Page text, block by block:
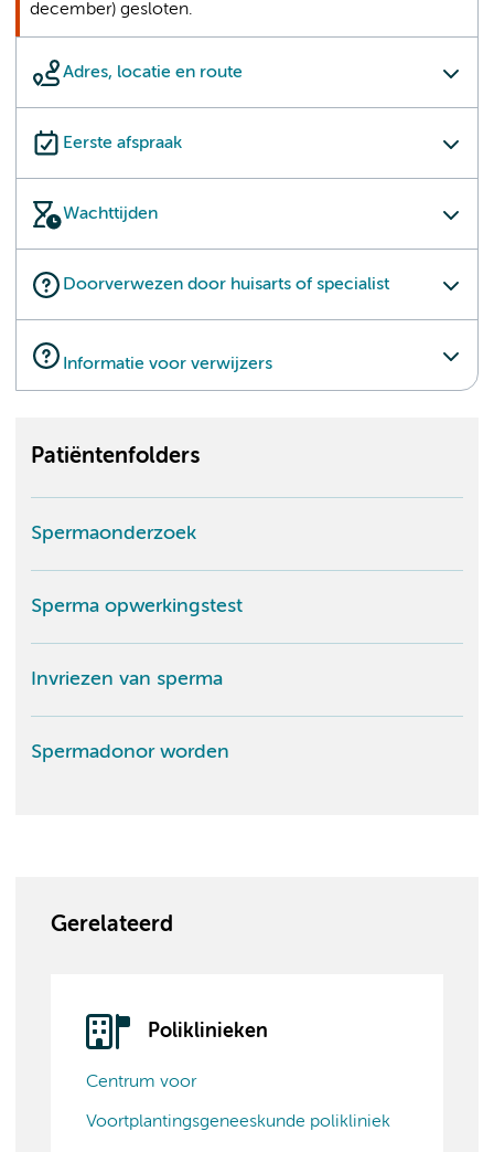
Adres, locatie en route
Eerste afspraak
Wachttijden
Doorverwezen door huisarts of specialist
Informatie voor verwijzers
december) gesloten.
Patiëntenfolders
Spermaonderzoek
Sperma opwerkingstest
Invriezen van sperma
Spermadonor worden
Gerelateerd
Poliklinieken
Centrum voor
Voortplantingsgeneeskunde polikliniek